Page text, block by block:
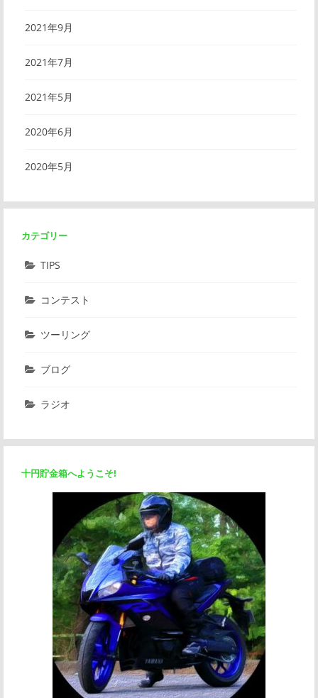
2021年9月
2021年7月
2021年5月
2020年6月
2020年5月
カテゴリー
TIPS
コンテスト
ツーリング
ブログ
ラジオ
十円貯金箱へようこそ!